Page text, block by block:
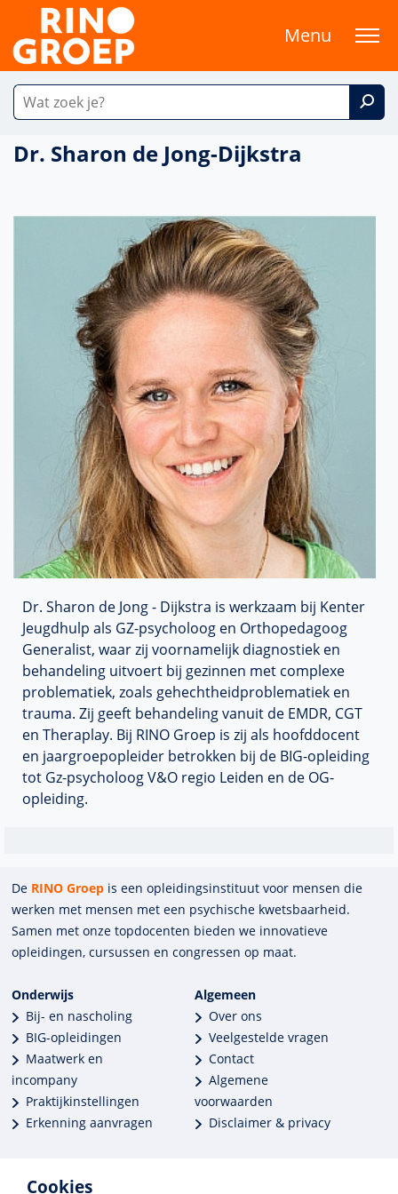
Cookies
Menu
Dr. Sharon de Jong-Dijkstra
Dr. Sharon de Jong - Dijkstra is werkzaam bij Kenter
Jeugdhulp als GZ-psycholoog en Orthopedagoog
Generalist, waar zij voornamelijk diagnostiek en
behandeling uitvoert bij gezinnen met complexe
problematiek, zoals gehechtheidproblematiek en
trauma. Zij geeft behandeling vanuit de EMDR, CGT
en Theraplay. Bij RINO Groep is zij als hoofddocent
en jaargroepopleider betrokken bij de BIG-opleiding
tot Gz-psycholoog V&O regio Leiden en de OG-
opleiding.
De RINO Groep is een opleidings­insti­tuut voor mensen die
werken met mensen met een psychische kwets­baar­heid.
Samen met onze top­docenten bieden we innova­tieve
opleidingen, cursussen en congres­sen op maat.
Onderwijs
Bij- en nascholing
BIG-opleidingen
Maatwerk en
incompany
Praktijkinstellingen
Erkenning aanvragen
Algemeen
Over ons
Veelgestelde vragen
Contact
Algemene
voorwaarden
Disclaimer & privacy